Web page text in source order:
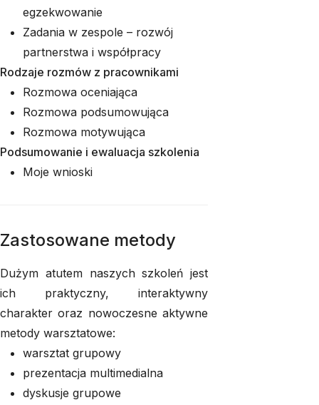
egzekwowanie
Zadania w zespole – rozwój
partnerstwa i współpracy
Rodzaje rozmów z pracownikami
Rozmowa oceniająca
Rozmowa podsumowująca
Rozmowa motywująca
Podsumowanie i ewaluacja szkolenia
Moje wnioski
Zastosowane metody
Dużym atutem naszych szkoleń jest
ich praktyczny, interaktywny
charakter oraz nowoczesne aktywne
metody warsztatowe:
warsztat grupowy
prezentacja multimedialna
dyskusje grupowe